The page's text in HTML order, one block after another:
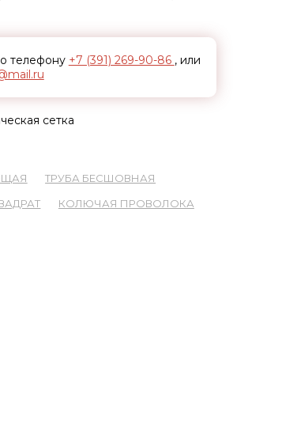
телефону +7 (391) 269-90-86 , или
сетка
ТРУБА БЕСШОВНАЯ
КОЛЮЧАЯ ПРОВОЛОКА